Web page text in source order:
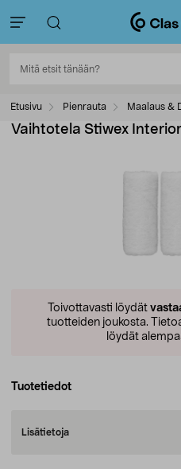
Etusivu Pienrauta Maalaus &
Vaihtotela Stiwex
Toivottavasti löydät
tuotteiden joukosta.
löydät
Tuotetiedot
Lisätietoja